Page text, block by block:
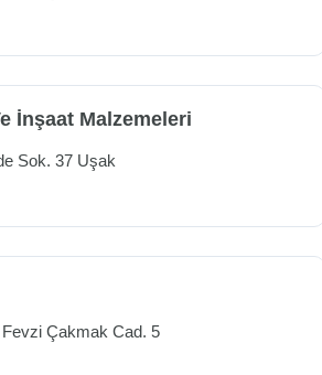
İnşaat Malzemeleri
Sok. 37 Uşak
Çakmak Cad. 5